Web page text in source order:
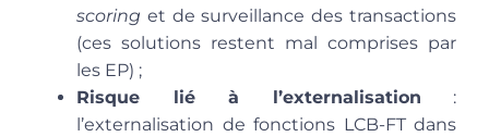
scoring et de surveillance des transactions
(ces solutions restent mal comprises par
les EP) ;
Risque lié à l’externalisation :
l’externalisation de fonctions LCB-FT dans